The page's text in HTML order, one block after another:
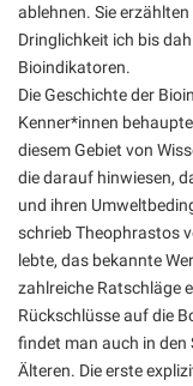
ablehnen. Sie
Dringlichkeit ich bis
Bioindikatoren.
Die Geschichte der
Kenner*innen
diesem Gebiet von
die darauf hinwiesen,
und ihren
schrieb Theophrastos
lebte, das bekannte
zahlreiche Ratschläge
Rückschlüsse auf die
findet man auch in den
Älteren. Die erste